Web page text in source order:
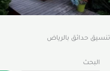
البحث
تنسيق حدائق بالرياض